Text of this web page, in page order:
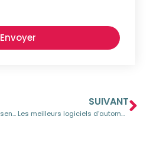
Envoyer
LinkedIn : optimiser votre présence pour le b2b
SUIVANT
Les meilleurs logiciels d’automatisation du marketing : le guide ultime